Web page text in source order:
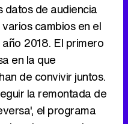
datos de audiencia
cambios en el
2018. El primero
en la que
de convivir juntos.
la remontada de
el programa